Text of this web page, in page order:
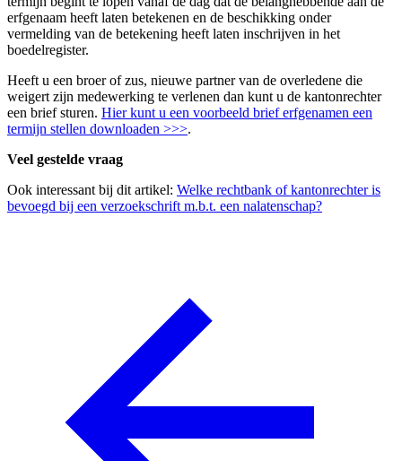
erfgenaam heeft laten betekenen en de beschikking onder
vermelding van de betekening heeft laten inschrijven in het
boedelregister.
Heeft u een broer of zus, nieuwe partner van de overledene die
weigert zijn medewerking te verlenen dan kunt u de kantonrechter
een brief sturen. Hier kunt u een voorbeeld brief erfgenamen een
termijn stellen downloaden >>>.
Veel gestelde vraag
Ook interessant bij dit artikel: Welke rechtbank of kantonrechter is
bevoegd bij een verzoekschrift m.b.t. een nalatenschap?